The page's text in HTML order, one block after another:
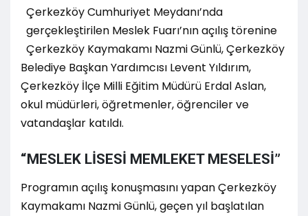
Çerkezköy Cumhuriyet Meydanı’nda
gerçekleştirilen Meslek Fuarı’nın açılış törenine
Çerkezköy Kaymakamı Nazmi Günlü, Çerkezköy
Belediye Başkan Yardımcısı Levent Yıldırım,
Çerkezköy İlçe Milli Eğitim Müdürü Erdal Aslan,
okul müdürleri, öğretmenler, öğrenciler ve
vatandaşlar katıldı.
“MESLEK LİSESİ MEMLEKET MESELESİ”
Programın açılış konuşmasını yapan Çerkezköy
Kaymakamı Nazmi Günlü, geçen yıl başlatılan